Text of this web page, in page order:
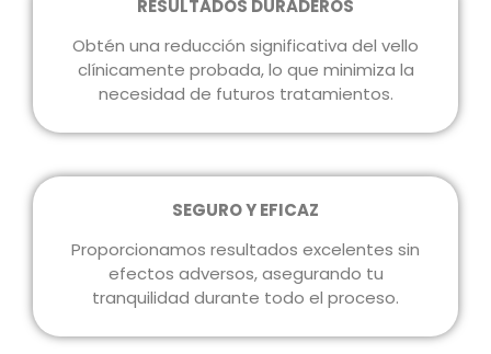
RESULTADOS DURADEROS
Obtén una reducción significativa del vello
clínicamente probada, lo que minimiza la
necesidad de futuros tratamientos.
SEGURO Y EFICAZ
Proporcionamos resultados excelentes sin
efectos adversos, asegurando tu
tranquilidad durante todo el proceso.